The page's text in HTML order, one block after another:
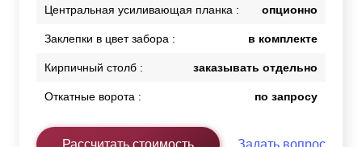
Центральная усиливающая планка : опционно
Заклепки в цвет забора : в комплекте
Кирпичный столб : заказывать отдельно
Откатные ворота : по запросу
Рассчитать стоимость Задать вопрос